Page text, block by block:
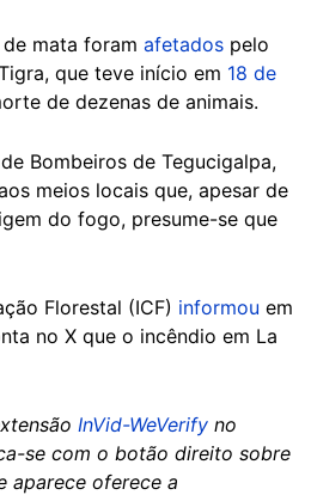
mata foram afetados pelo
que teve início em 18 de
de dezenas de animais.
Bombeiros de Tegucigalpa,
meios locais que, apesar de
do fogo, presume-se que
Florestal (ICF) informou em
no X que o incêndio em La
InVid-WeVerify no
se com o botão direito sobre
aparece oferece a